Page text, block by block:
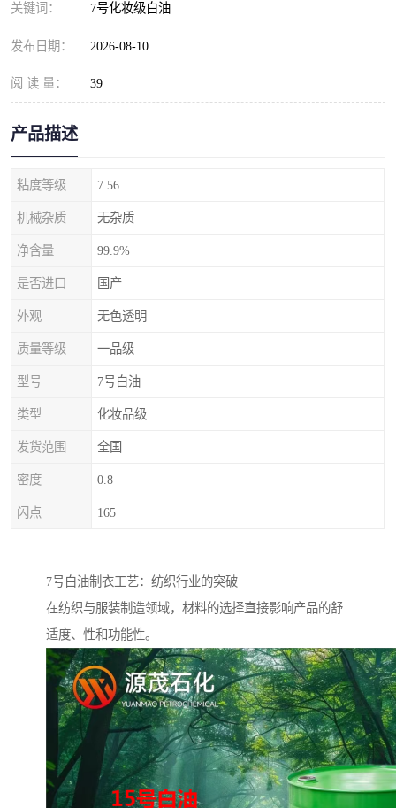
关键词： 7号化妆级白油
发布日期： 2026-08-10
阅 读 量： 39
产品描述
粘度等级 7.56
机械杂质 无杂质
净含量 99.9%
是否进口 国产
外观 无色透明
质量等级 一品级
型号 7号白油
类型 化妆品级
发货范围 全国
密度 0.8
闪点 165
7号白油制衣工艺：纺织行业的突破
在纺织与服装制造领域，材料的选择直接影响产品的舒
适度、性和功能性。